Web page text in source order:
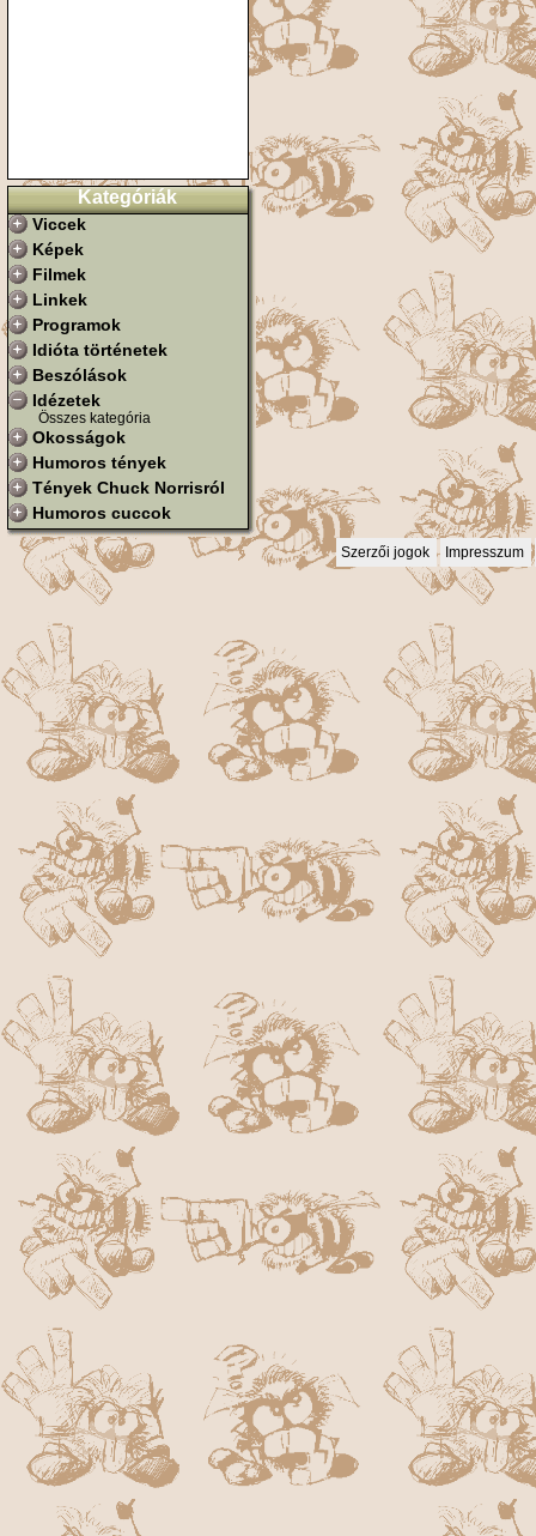
Kategóriák
Viccek
Képek
Filmek
Linkek
Programok
Idióta történetek
Beszólások
Idézetek
Összes kategória
Okosságok
Humoros tények
Tények Chuck Norrisról
Humoros cuccok
Szerzői jogok Impresszum